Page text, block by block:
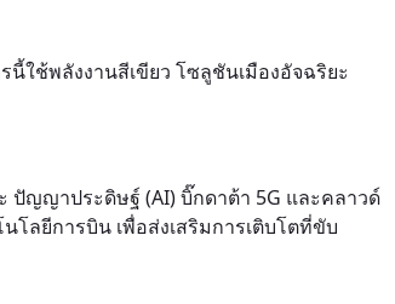
ใช้พลังงานสีเขียว โซลูชันเมืองอัจฉริยะ
ปัญญาประดิษฐ์ (AI) บิ๊กดาต้า 5G และคลาวด์
ลยีการบิน เพื่อส่งเสริมการเติบโตที่ขับ